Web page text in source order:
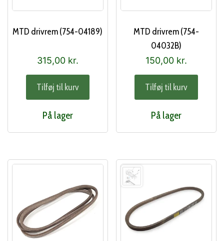
MTD drivrem (754-04189)
315,00 kr.
Tilføj til kurv
På lager
MTD drivrem (754-
04032B)
150,00 kr.
Tilføj til kurv
På lager